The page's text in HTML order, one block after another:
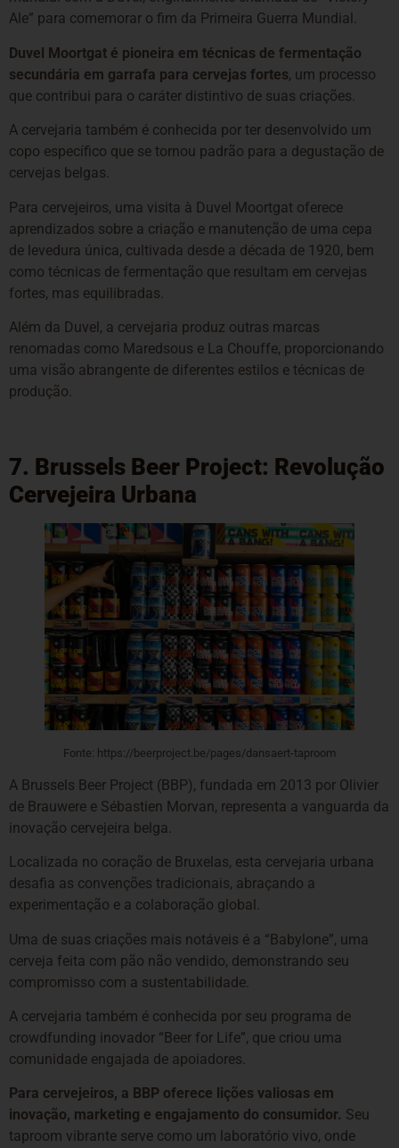
Ale” para comemorar o fim da Primeira Guerra Mundial.
Duvel Moortgat é pioneira em técnicas de fermentação
secundária em garrafa para cervejas fortes, um processo
que contribui para o caráter distintivo de suas criações.
A cervejaria também é conhecida por ter desenvolvido um
copo específico que se tornou padrão para a degustação de
cervejas belgas.
Para cervejeiros, uma visita à Duvel Moortgat oferece
aprendizados sobre a criação e manutenção de uma cepa
de levedura única, cultivada desde a década de 1920, bem
como técnicas de fermentação que resultam em cervejas
fortes, mas equilibradas.
Além da Duvel, a cervejaria produz outras marcas
renomadas como Maredsous e La Chouffe, proporcionando
uma visão abrangente de diferentes estilos e técnicas de
produção.
7. Brussels Beer Project: Revolução
Cervejeira Urbana
Fonte: https://beerproject.be/pages/dansaert-taproom
A Brussels Beer Project (BBP), fundada em 2013 por Olivier
de Brauwere e Sébastien Morvan, representa a vanguarda da
inovação cervejeira belga.
Localizada no coração de Bruxelas, esta cervejaria urbana
desafia as convenções tradicionais, abraçando a
experimentação e a colaboração global.
Uma de suas criações mais notáveis é a “Babylone”, uma
cerveja feita com pão não vendido, demonstrando seu
compromisso com a sustentabilidade.
A cervejaria também é conhecida por seu programa de
crowdfunding inovador “Beer for Life”, que criou uma
comunidade engajada de apoiadores.
Para cervejeiros, a BBP oferece lições valiosas em
inovação, marketing e engajamento do consumidor. Seu
taproom vibrante serve como um laboratório vivo, onde